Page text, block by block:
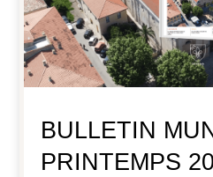
BULLETIN
PRINTEMPS